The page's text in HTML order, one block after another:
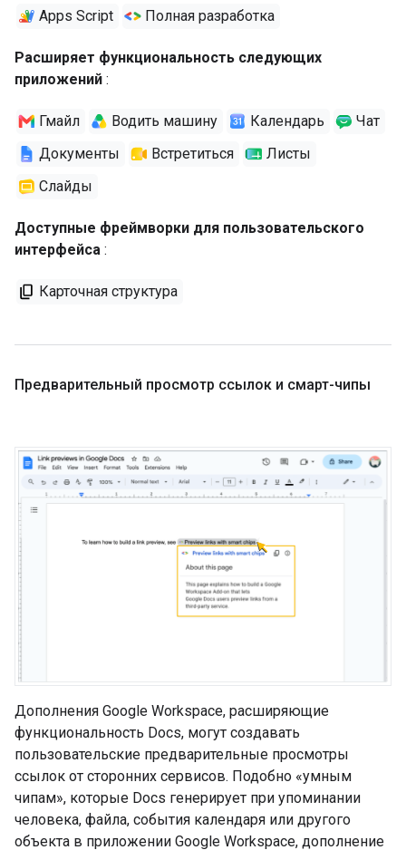
Apps Script Полная разработка
Расширяет функциональность следующих
приложений :
Гмайл Водить машину Календарь
Чат
Документы
Встретиться
Листы
Слайды
Доступные фреймворки для пользовательского
интерфейса :
Карточная структура
Предварительный просмотр ссылок и смарт-чипы
Дополнения Google Workspace, расширяющие
функциональность Docs, могут создавать
пользовательские предварительные просмотры
ссылок от сторонних сервисов. Подобно «умным
чипам», которые Docs генерирует при упоминании
человека, файла, события календаря или другого
объекта в приложении Google Workspace, дополнение